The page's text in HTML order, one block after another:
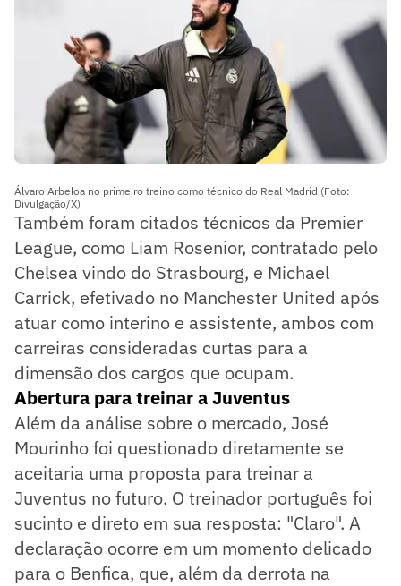
Álvaro Arbeloa no primeiro treino como técnico do Real Madrid (Foto:
Divulgação/X)
Também foram citados técnicos da Premier
League, como Liam Rosenior, contratado pelo
Chelsea vindo do Strasbourg, e Michael
Carrick, efetivado no Manchester United após
atuar como interino e assistente, ambos com
carreiras consideradas curtas para a
dimensão dos cargos que ocupam.
Abertura para treinar a Juventus
Além da análise sobre o mercado, José
Mourinho foi questionado diretamente se
aceitaria uma proposta para treinar a
Juventus no futuro. O treinador português foi
sucinto e direto em sua resposta: "Claro". A
declaração ocorre em um momento delicado
para o Benfica, que, além da derrota na